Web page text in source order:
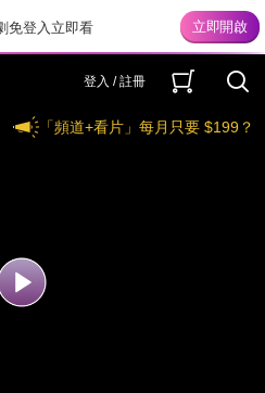
免登入立即看
登入 / 註冊
「頻道+看片」每月只要 $199？